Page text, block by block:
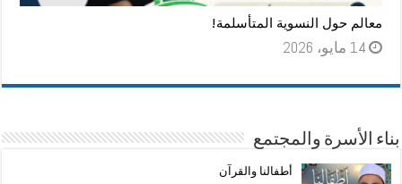
معالم حول النسوية المتأسلمة!
14 مايو، 2026
بناء الأسرة والمجتمع
أطفالنا والقرآن